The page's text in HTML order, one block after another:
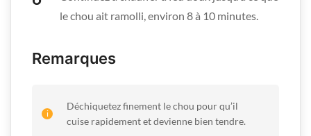
le chou ait ramolli, environ 8 à 10 minutes.
Remarques
Déchiquetez finement le chou pour qu’il
cuise rapidement et devienne bien tendre.